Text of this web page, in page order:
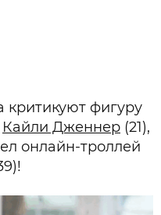
критикуют фигуру
Кайли Дженнер (21),
онлайн-троллей